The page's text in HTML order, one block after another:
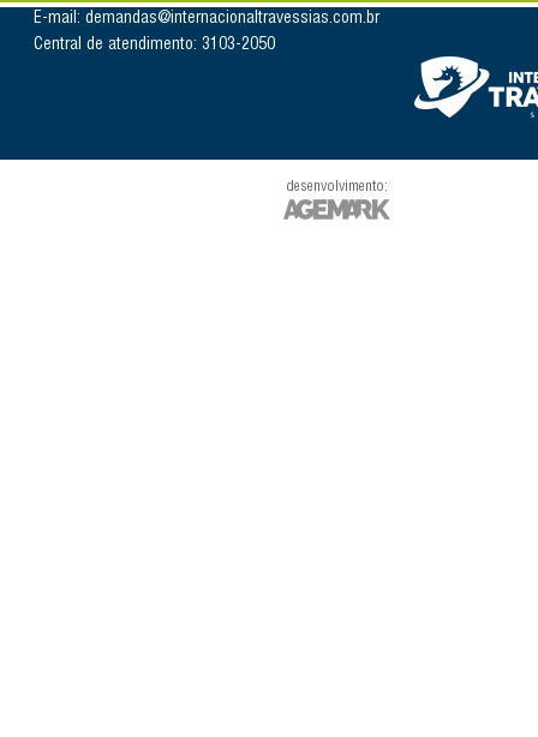
E-mail: demandas@internacionaltravessias.com.br
Central de atendimento: 3103-2050
desenvolvimento: